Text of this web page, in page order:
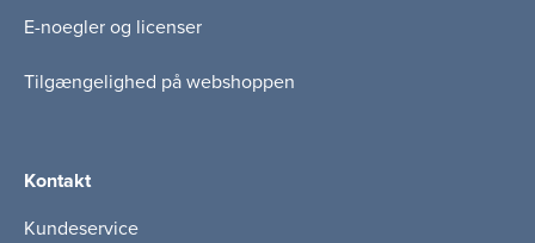
E-noegler og licenser
Tilgængelighed på webshoppen
Kontakt
Kundeservice